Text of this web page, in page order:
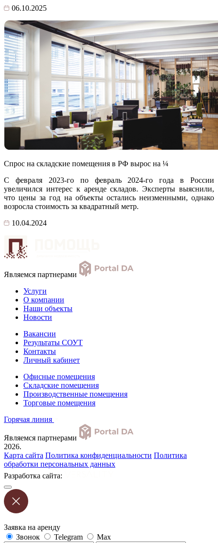
06.10.2025
Спрос на складские помещения в РФ вырос на ¼
С февраля 2023-го по февраль 2024-го года в России
увеличился интерес к аренде складов. Эксперты выяснили,
что цены за год на объекты остались неизменными, однако
возросла стоимость за квадратный метр.
10.04.2024
Являемся партнерами
Услуги
О компании
Наши объекты
Новости
Вакансии
Результаты СОУТ
Контакты
Личный кабинет
Офисные помещения
Складские помещения
Производственные помещения
Торговые помещения
Горячая линия
Являемся партнерами
2026.
Карта сайта Политика конфиденциальности Политика
обработки персональных данных
Разработка сайта:
Заявка на аренду
Звонок
Telegram Max